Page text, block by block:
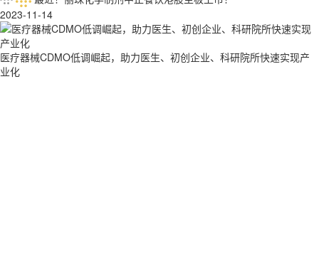
2023-11-14
医疗器械CDMO低调崛起，助力医生、初创企业、科研院所快速实现产
业化